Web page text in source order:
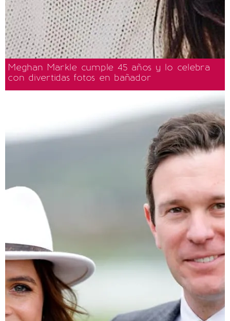
Meghan Markle cumple 45 años y lo celebra
con divertidas fotos en bañador